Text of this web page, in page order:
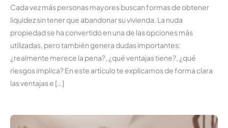
Cada vez más personas mayores buscan formas de obtener
liquidez sin tener que abandonar su vivienda. La nuda
propiedad se ha convertido en una de las opciones más
utilizadas, pero también genera dudas importantes:
¿realmente merece la pena?, ¿qué ventajas tiene?, ¿qué
riesgos implica? En este artículo te explicamos de forma clara
las ventajas e […]